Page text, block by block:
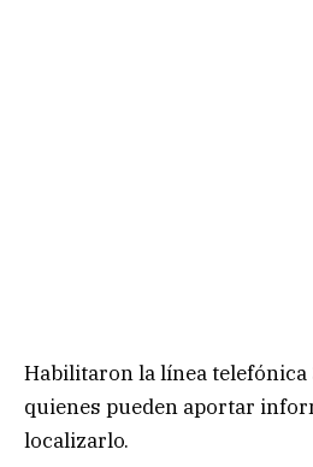
Habilitaron la línea telefónica
quienes pueden aportar
localizarlo.